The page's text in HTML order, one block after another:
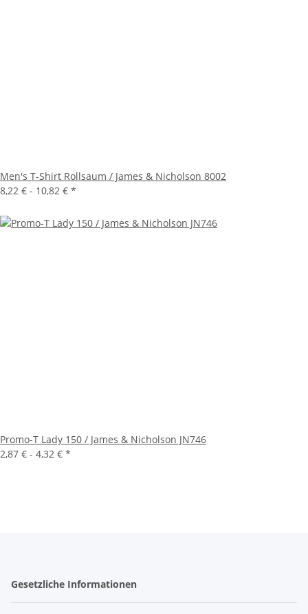
Men's T-Shirt Rollsaum / James & Nicholson 8002
8,22 € - 10,82 € *
Promo-T Lady 150 / James & Nicholson JN746
2,87 € - 4,32 € *
Gesetzliche Informationen